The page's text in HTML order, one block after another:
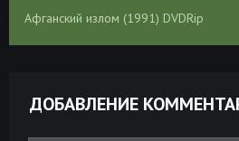
Афганский излом (1991) DVDRip
ДОБАВЛЕНИЕ